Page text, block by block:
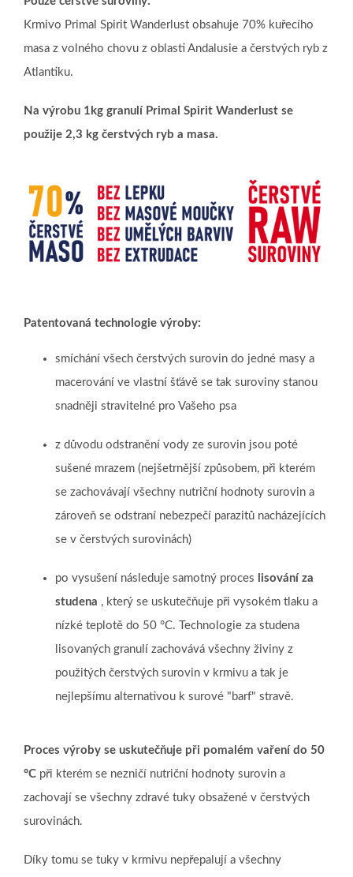
Krmivo Primal Spirit Wanderlust obsahuje 70% kuřecího
masa z volného chovu z oblasti Andalusie a čerstvých ryb z
Atlantiku.
Na výrobu 1kg granulí Primal Spirit Wanderlust se
použije 2,3 kg čerstvých ryb a masa.
Patentovaná technologie výroby:
smíchání všech čerstvých surovin do jedné masy a
macerování ve vlastní šťávě se tak suroviny stanou
snadněji stravitelné pro Vašeho psa
z důvodu odstranění vody ze surovin jsou poté
sušené mrazem (nejšetrnější způsobem, při kterém
se zachovávají všechny nutriční hodnoty surovin a
zároveň se odstraní nebezpečí parazitů nacházejících
se v čerstvých surovinách)
po vysušení následuje samotný proces lisování za
studena , který se uskutečňuje při vysokém tlaku a
nízké teplotě do 50 °C.
Technologie za studena
lisovaných granulí zachovává všechny živiny z
použitých čerstvých surovin v krmivu a tak je
nejlepšímu alternativou k surové "barf" stravě.
Proces výroby se uskutečňuje při pomalém vaření do 50
°C při kterém se nezničí nutriční hodnoty surovin a
zachovají se všechny zdravé tuky obsažené v čerstvých
surovinách.
Díky tomu se tuky v krmivu nepřepalují a všechny